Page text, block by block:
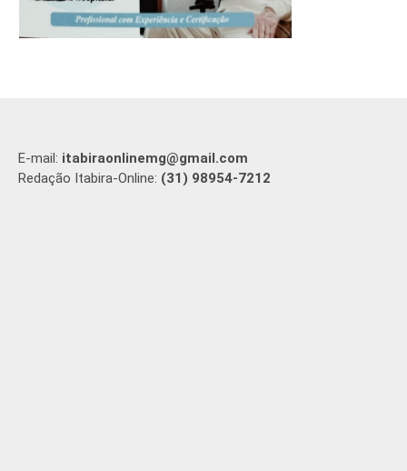
E-mail: itabiraonlinemg@gmail.com
Redação Itabira-Online: (31) 98954-7212